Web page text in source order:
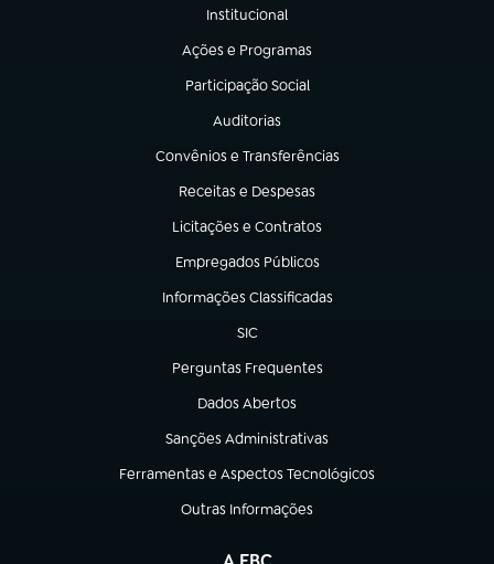
Institucional
(abre em nova aba)
Ações e Programas
(abre em nova aba)
Participação Social
(abre em nova aba)
Auditorias
(abre em nova aba)
Convênios e Transferências
(abre em nova aba)
Receitas e Despesas
(abre em nova aba)
Licitações e Contratos
(abre em nova aba)
Empregados Públicos
(abre em nova aba)
Informações Classificadas
(abre em nova aba)
SIC
(abre em nova aba)
Perguntas Frequentes
(abre em nova aba)
Dados Abertos
(abre em nova aba)
Sanções Administrativas
(abre em nova aba)
Ferramentas e Aspectos Tecnológicos
(abre em nova aba)
Outras Informações
(abre em nova aba)